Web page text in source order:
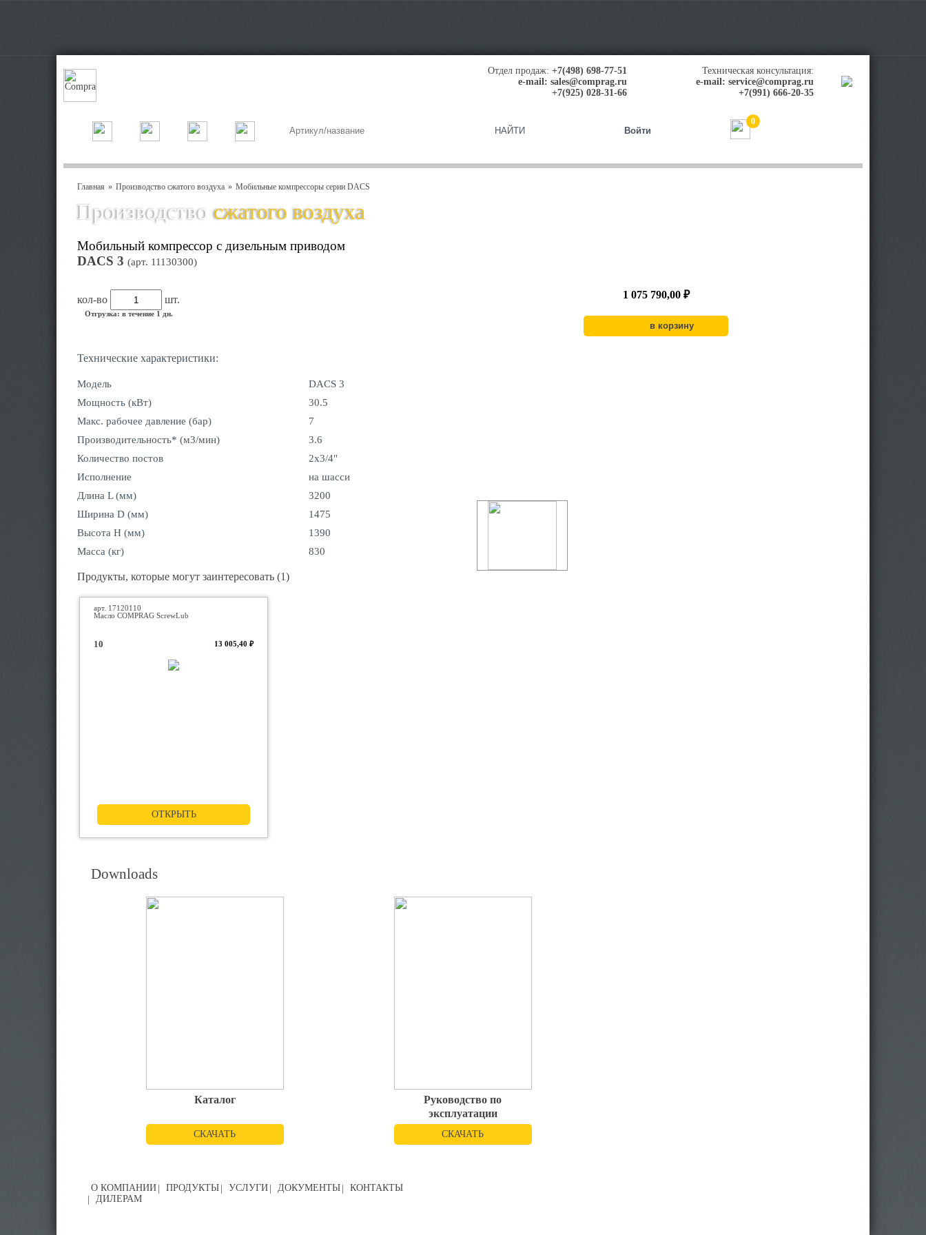
Техническая консультация:
e-mail: service@comprag.ru
+7(991) 666-20-35
Отдел продаж: +7(498) 698-77-51
e-mail: sales@comprag.ru
+7(925) 028-31-66
Войти
0
0,00
Главная Производство сжатого воздуха Мобильные компрессоры серии DACS
Производствосжатого воздуха
Мобильный компрессор с дизельным приводом
DACS 3 (арт. 11130300)
кол-во шт.
Отгрузка: в течение 1 дн.
Технические характеристики:
Модель
DACS 3
Мощность (кВт)
30.5
Макс. рабочее давление (бар)
7
Производительность* (м3/мин)
3.6
Количество постов
2х3/4"
Исполнение
на шасси
Длина L (мм)
3200
Ширина D (мм)
1475
Высота H (мм)
1390
Масса (кг)
830
1 075 790,00 ₽
Продукты, которые могут заинтересовать (1)
арт. 17120110
Масло COMPRAG ScrewLub
10 13 005,40 ₽
ОТКРЫТЬ
Downloads
Каталог
СКАЧАТЬ
Руководство по
эксплуатации
СКАЧАТЬ
О КОМПАНИИ ПРОДУКТЫ УСЛУГИ ДОКУМЕНТЫ
КОНТАКТЫ
ДИЛЕРАМ